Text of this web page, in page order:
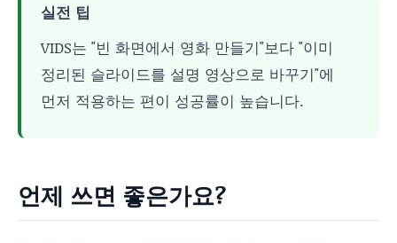
실전 팁
VIDS는 "빈 화면에서 영화 만들기"보다 "이미
정리된 슬라이드를 설명 영상으로 바꾸기"에
먼저 적용하는 편이 성공률이 높습니다.
언제 쓰면 좋은가요?